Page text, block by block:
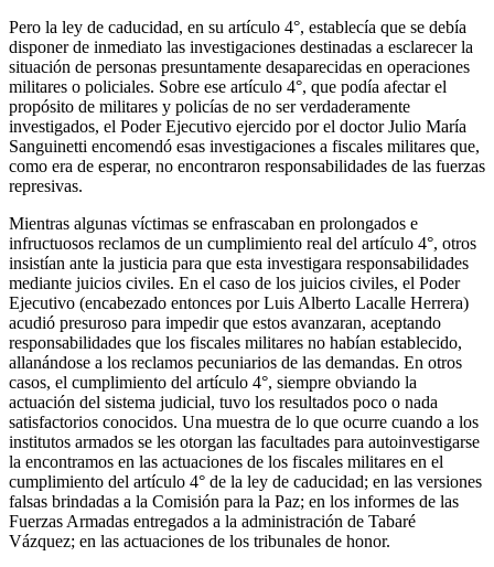
Pero la ley de caducidad, en su artículo 4°, establecía que se debía
disponer de inmediato las investigaciones destinadas a esclarecer la
situación de personas presuntamente desaparecidas en operaciones
militares o policiales. Sobre ese artículo 4°, que podía afectar el
propósito de militares y policías de no ser verdaderamente
investigados, el Poder Ejecutivo ejercido por el doctor Julio María
Sanguinetti encomendó esas investigaciones a fiscales militares que,
como era de esperar, no encontraron responsabilidades de las fuerzas
represivas.
Mientras algunas víctimas se enfrascaban en prolongados e
infructuosos reclamos de un cumplimiento real del artículo 4°, otros
insistían ante la justicia para que esta investigara responsabilidades
mediante juicios civiles. En el caso de los juicios civiles, el Poder
Ejecutivo (encabezado entonces por Luis Alberto Lacalle Herrera)
acudió presuroso para impedir que estos avanzaran, aceptando
responsabilidades que los fiscales militares no habían establecido,
allanándose a los reclamos pecuniarios de las demandas. En otros
casos, el cumplimiento del artículo 4°, siempre obviando la
actuación del sistema judicial, tuvo los resultados poco o nada
satisfactorios conocidos. Una muestra de lo que ocurre cuando a los
institutos armados se les otorgan las facultades para autoinvestigarse
la encontramos en las actuaciones de los fiscales militares en el
cumplimiento del artículo 4° de la ley de caducidad; en las versiones
falsas brindadas a la Comisión para la Paz; en los informes de las
Fuerzas Armadas entregados a la administración de Tabaré
Vázquez; en las actuaciones de los tribunales de honor.